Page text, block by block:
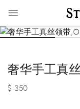
奢华手工真
$ 350